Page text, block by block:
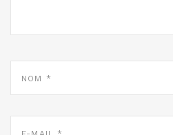
MAIL